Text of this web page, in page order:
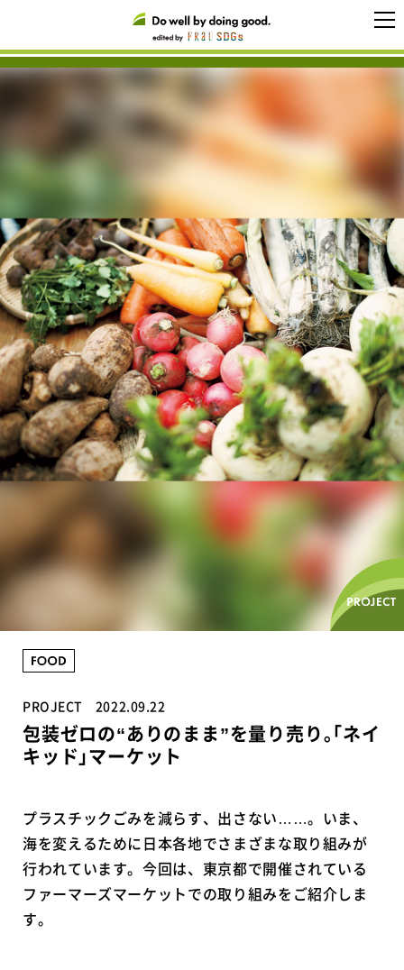
PROJECT 2022.09.22
包装ゼロの“ありのまま”を量り売り｡｢ネイ
キッド｣マーケット
プラスチックごみを減らす、出さない……。いま、
海を変えるために日本各地でさまざまな取り組みが
行われています。今回は、東京都で開催されている
ファーマーズマーケットでの取り組みをご紹介しま
す。